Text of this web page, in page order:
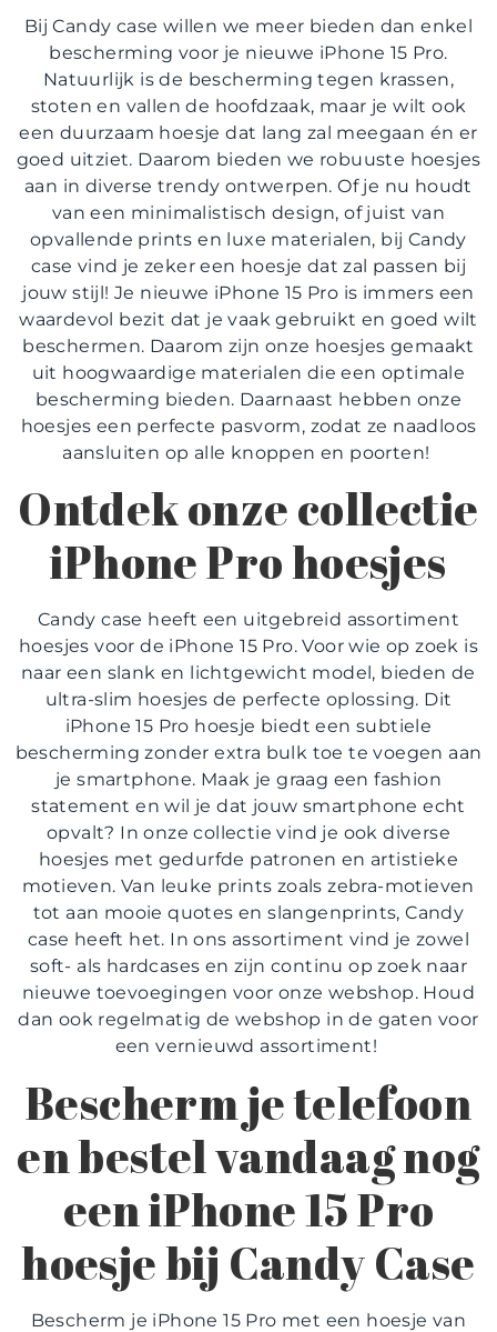
Bij Candy case willen we meer bieden dan enkel
bescherming voor je nieuwe iPhone 15 Pro.
Natuurlijk is de bescherming tegen krassen,
stoten en vallen de hoofdzaak, maar je wilt ook
een duurzaam hoesje dat lang zal meegaan én er
goed uitziet. Daarom bieden we robuuste hoesjes
aan in diverse trendy ontwerpen. Of je nu houdt
van een minimalistisch design, of juist van
opvallende prints en luxe materialen, bij Candy
case vind je zeker een hoesje dat zal passen bij
jouw stijl! Je nieuwe iPhone 15 Pro is immers een
waardevol bezit dat je vaak gebruikt en goed wilt
beschermen. Daarom zijn onze hoesjes gemaakt
uit hoogwaardige materialen die een optimale
bescherming bieden. Daarnaast hebben onze
hoesjes een perfecte pasvorm, zodat ze naadloos
aansluiten op alle knoppen en poorten!
Ontdek onze collectie
iPhone Pro hoesjes
Candy case heeft een uitgebreid assortiment
hoesjes voor de iPhone 15 Pro. Voor wie op zoek is
naar een slank en lichtgewicht model, bieden de
ultra-slim hoesjes de perfecte oplossing. Dit
iPhone 15 Pro hoesje biedt een subtiele
bescherming zonder extra bulk toe te voegen aan
je smartphone. Maak je graag een fashion
statement en wil je dat jouw smartphone echt
opvalt? In onze collectie vind je ook diverse
hoesjes met gedurfde patronen en artistieke
motieven. Van leuke prints zoals zebra-motieven
tot aan mooie quotes en slangenprints, Candy
case heeft het. In ons assortiment vind je zowel
soft- als hardcases en zijn continu op zoek naar
nieuwe toevoegingen voor onze webshop. Houd
dan ook regelmatig de webshop in de gaten voor
een vernieuwd assortiment!
Bescherm je telefoon
en bestel vandaag nog
een iPhone 15 Pro
hoesje bij Candy Case
Bescherm je iPhone 15 Pro met een hoesje van